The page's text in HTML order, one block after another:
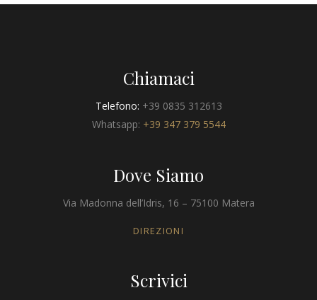
Chiamaci
Telefono: +39 0835 312613
Whatsapp: +39 347 379 5544
Dove Siamo
Via Madonna dell’Idris, 16 – 75100 Matera
DIREZIONI
Scrivici